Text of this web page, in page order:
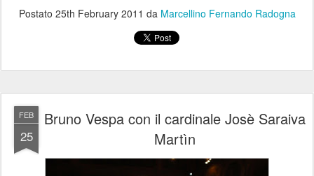
Postato 25th February 2011 da Marcellino Fernando Radogna
FEB
25
Bruno Vespa con il cardinale Josè Saraiva
Martìn